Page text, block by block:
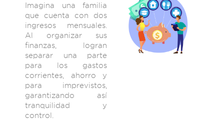
Imagina una familia
que cuenta con dos
ingresos mensuales.
Al organizar sus
finanzas, logran
separar una parte
para los gastos
corrientes, ahorro y
para imprevistos,
garantizando así
tranquilidad y
control.